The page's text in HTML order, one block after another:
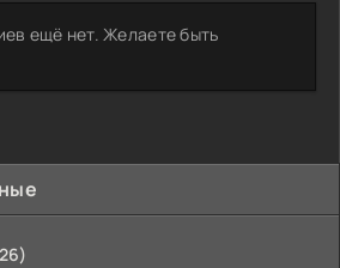
ещё нет. Желаете быть